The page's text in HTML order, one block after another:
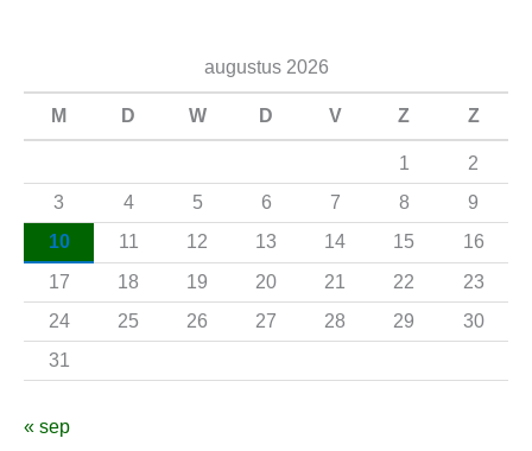
a
r
:
augustus 2026
M D W D V Z Z
1
2
3
4 5 6 7 8
9
10
11 12 13 14 15
16
17
18 19 20 21 22
23
24
25 26 27 28 29
30
31
« sep